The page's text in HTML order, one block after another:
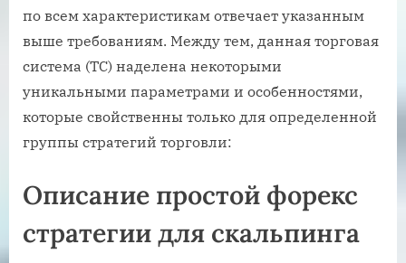
по всем характеристикам отвечает указанным
выше требованиям. Между тем, данная торговая
система (ТС) наделена некоторыми
уникальными параметрами и особенностями,
которые свойственны только для определенной
группы стратегий торговли:
Описание простой форекс
стратегии для скальпинга